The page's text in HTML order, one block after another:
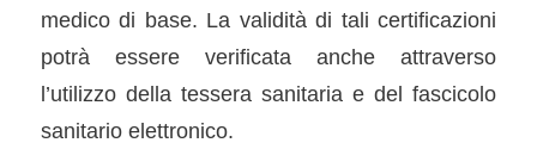
medico di base. La validità di tali certificazioni
potrà essere verificata anche attraverso
l’utilizzo della tessera sanitaria e del fascicolo
sanitario elettronico.